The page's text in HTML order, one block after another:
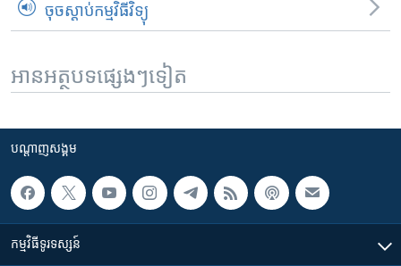
ចុចស្តាប់កម្មវិធីវិទ្យុ
អានអត្ថបទផ្សេងៗទៀត
បណ្តាញ​សង្គម
កម្មវិធី​ទូរទស្សន៍